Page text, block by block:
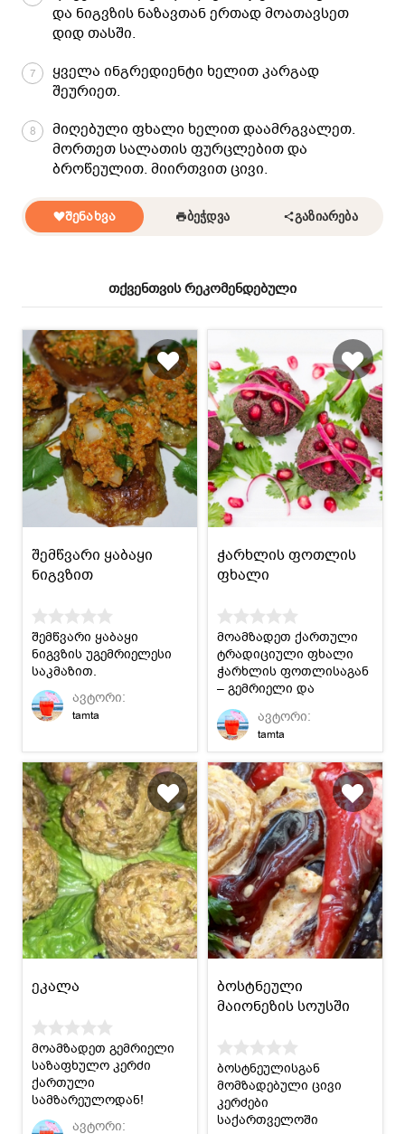
და ნიგვზის ნაზავთან ერთად მოათავსეთ
დიდ თასში.
7
ყველა ინგრედიენტი ხელით კარგად
შეურიეთ.
8
მიღებული ფხალი ხელით დაამრგვალეთ.
მორთეთ სალათის ფურცლებით და
ბროწეულით. მიირთვით ცივი.
ᲨᲔᲜᲐᲮᲕᲐ ᲑᲔᲭᲓᲕᲐ ᲒᲐᲖᲘᲐᲠᲔᲑᲐ
თქვენთვის რეკომენდებული
შემწვარი ყაბაყი
ნიგვზით
შემწვარი ყაბაყი
ნიგვზის უგემრიელესი
საკმაზით.
ავტორი:
tamta
ჭარხლის ფოთლის
ფხალი
მოამზადეთ ქართული
ტრადიციული ფხალი
ჭარხლის ფოთლისაგან
– გემრიელი და
არომატული კერძი
ნებისმიერი
სუფრისათვის.
ავტორი:
tamta
ეკალა
მოამზადეთ გემრიელი
საზაფხულო კერძი
ქართული
სამზარეულოდან!
ავტორი:
ბოსტნეული
მაიონეზის სოუსში
ბოსტნეულისგან
მომზადებული ცივი
კერძები
საქართველოში